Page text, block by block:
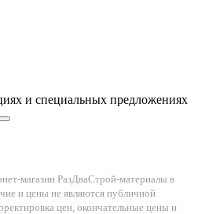
и специальных предложениях
магазин РазДваСтрой-материалы в
и цены не являются публичной
цен, окончательные цены и